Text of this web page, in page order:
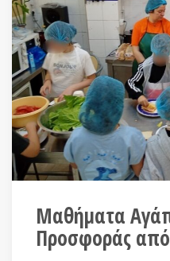
Μαθήματα
Προσφοράς από